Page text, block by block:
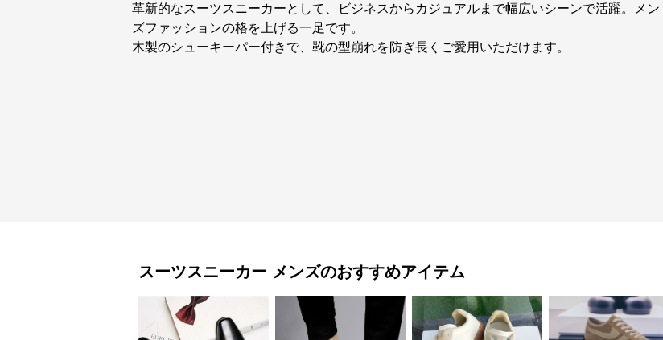
革新的なスーツスニーカーとして、ビジネスからカジュアルまで幅広いシーンで活躍。メン
ズファッションの格を上げる一足です。
木製のシューキーパー付きで、靴の型崩れを防ぎ長くご愛用いただけます。
スーツスニーカー メンズのおすすめアイテム